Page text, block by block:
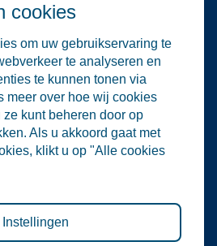
dit platform aan om relevante
evenementen in de water- en
te verzamelen en onder de
Hoewel wij zorgvuldig omgaan
van evenementen, zijn
voor de organisatie of
van externe evenementen.
deze website is informatief van
rechten worden ontleend aan
noch aan deelname aan de
aansprakelijkheid voor directe of
voortvloeit uit het gebruik van
deze informatie.
cookies
om uw gebruikservaring te
te analyseren en
te kunnen tonen via
meer over hoe wij cookies
kunt beheren door op
Als u akkoord gaat met
klikt u op "Alle cookies
Instellingen